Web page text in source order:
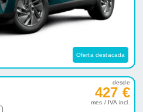
Oferta destacada
desde
427 €
mes / IVA incl.